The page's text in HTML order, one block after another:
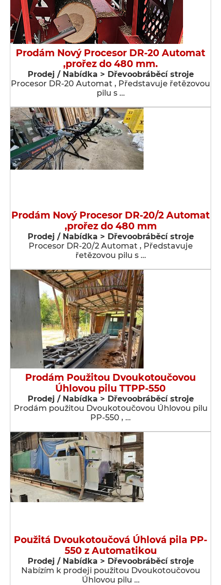
Prodám Nový Procesor DR-20 Automat
,prořez do 480 mm.
Prodej / Nabídka > Dřevoobráběcí stroje
Procesor DR-20 Automat , Představuje řetězovou
pilu s …
Prodám Nový Procesor DR-20/2 Automat
,prořez do 480 mm
Prodej / Nabídka > Dřevoobráběcí stroje
Procesor DR-20/2 Automat , Představuje
řetězovou pilu s …
Prodám Použitou Dvoukotoučovou
Úhlovou pilu TTPP-550
Prodej / Nabídka > Dřevoobráběcí stroje
Prodám použitou Dvoukotoučovou Úhlovou pilu
PP-550 , …
Použitá Dvoukotoučová Úhlová pila PP-
550 z Automatikou
Prodej / Nabídka > Dřevoobráběcí stroje
Nabízím k prodeji použitou Dvoukotoučovou
Úhlovou pilu …